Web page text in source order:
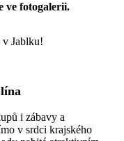
ve fotogalerii.
i zábavy a
v srdci krajského